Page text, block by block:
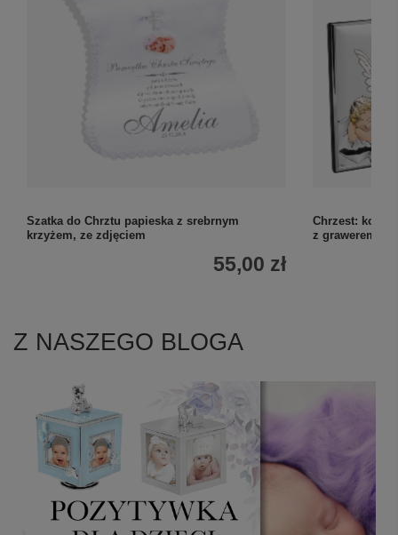
Szatka do Chrztu papieska z srebrnym
krzyżem, ze zdjęciem
55,00 zł
Chrzest:
z grawerem
Z NASZEGO BLOGA